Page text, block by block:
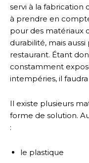
servi à la fabrication
à prendre en
pour des matériaux
durabilité, mais
restaurant. Étant
constamment
intempéries, il
Il existe plusieurs
forme de solution.
:
le plastique